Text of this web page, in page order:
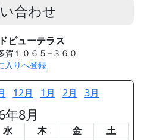
合わせ
ビューテラス
賀１０６５−３６０
入りへ登録
12月 1月 2月 3月
年8月
水 木 金
土